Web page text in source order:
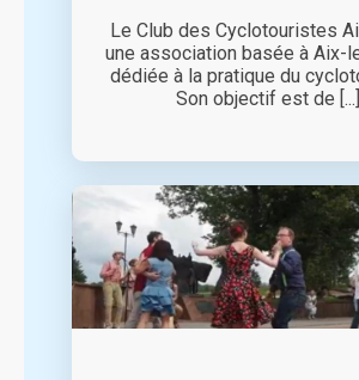
Le Club des Cyclotouristes
une association basée à Aix-
dédiée à la pratique du
Son objectif est de [...]